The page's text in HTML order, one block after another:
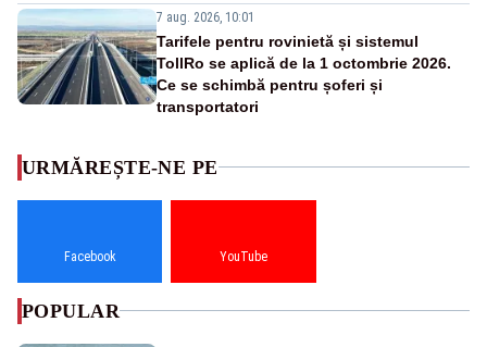
7 aug. 2026, 10:01
Tarifele pentru rovinietă și sistemul
TollRo se aplică de la 1 octombrie 2026.
Ce se schimbă pentru șoferi și
transportatori
URMĂREȘTE-NE PE
Facebook YouTube
POPULAR